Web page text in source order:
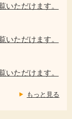
いただけます。
いただけます。
いただけます。
もっと見る